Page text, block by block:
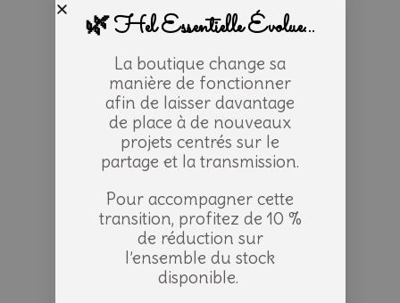
🌿 Hel Essentielle Évolue...
La boutique change sa
manière de fonctionner
afin de laisser davantage
de place à de nouveaux
projets centrés sur le
partage et la transmission.
Pour accompagner cette
transition, profitez de 10 %
de réduction sur
l’ensemble du stock
disponible.